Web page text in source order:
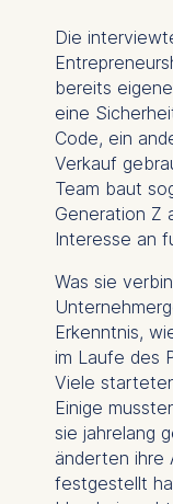
Die
bereits
eine
Code, ein
Verkauf
Team baut
Generation Z
Interesse an
Was sie
Erkenntnis,
im Laufe des
Viele
Einige
sie jahrelang
änderten ihre
festgestellt